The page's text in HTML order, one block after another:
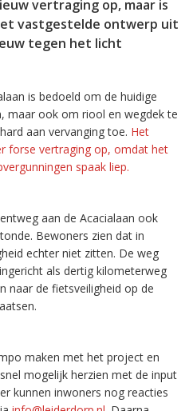
vertraging op, maar is
vastgestelde ontwerp uit
tegen het licht
is bedoeld om de huidige
maar ook om riool en wegdek te
aan vervanging toe. Het
forse vertraging op, omdat het
spaak liep.
aan de Acacialaan ook
Bewoners zien dat in
echter niet zitten. De weg
als dertig kilometerweg
naar de fietsveiligheid op de
maken met het project en
mogelijk herzien met de input
kunnen inwoners nog reacties